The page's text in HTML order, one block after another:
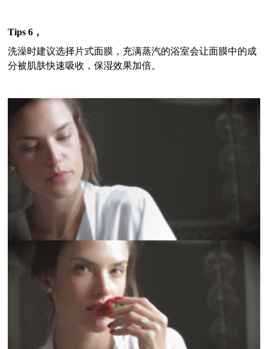
Tips 6 ，
洗澡时建议选择片式面膜，充满蒸汽的浴室会让面膜中的成
分被肌肤快速吸收，保湿效果加倍。